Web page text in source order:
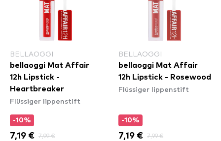
BELLAOGGI
bellaoggi Mat Affair
12h Lipstick -
Heartbreaker
Flüssiger lippenstift
-10%
7,19 € 7,99 €
BELLAOGGI
bellaoggi Mat Affair
12h Lipstick - Rosewood
Flüssiger lippenstift
-10%
7,19 € 7,99 €